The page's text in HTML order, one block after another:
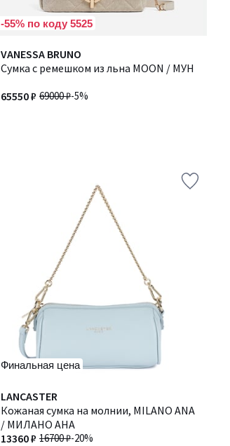
-55% по коду 5525
VANESSA BRUNO
Сумка с ремешком из льна MOON / МУН
69000 ₽-5%
65550 ₽
Финальная цена
LANCASTER
Кожаная сумка на молнии, MILANO ANA
/ МИЛАНО АНА
16700 ₽-20%
13360 ₽